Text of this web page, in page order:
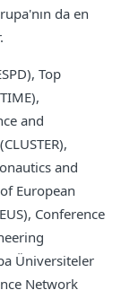
da en
Top
and
and
European
Conference
Üniversiteler
Network